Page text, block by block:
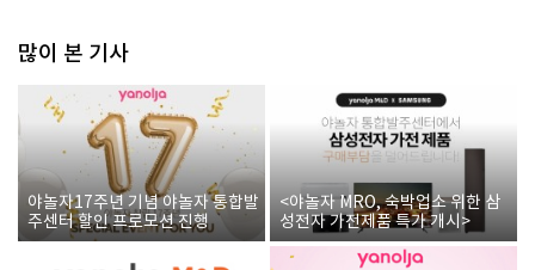
많이 본 기사
야놀자17주년 기념 야놀자 통합발
주센터 할인 프로모션 진행
<야놀자 MRO, 숙박업소 위한 삼
성전자 가전제품 특가 개시>